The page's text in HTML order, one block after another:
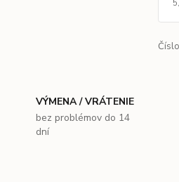
VÝMENA / VRÁTENIE
bez problémov do 14
dní